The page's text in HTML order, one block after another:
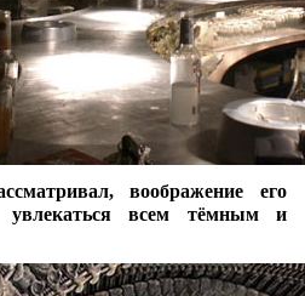
воображение его
увлекаться всем тёмным и